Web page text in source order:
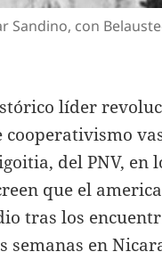
Sandino, con
líder
del PNV, en
que el
tras los
semanas en